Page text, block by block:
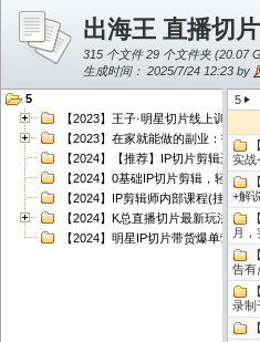
出海王 直播切
315 个文件 29 个文件夹 (20.07
生成时间： 2025/7/24 12:23 by
5
【2023】王子·明星切片线上训练
【2023】在家就能做的副业：抖音
【2024】【推荐】IP切片剪辑运营
【2024】0基础IP切片剪辑，轻松
【2024】IP剪辑师内部课程(挂车
【2024】K总直播切片最新玩法，
【2024】明星IP切片带货爆单营，
5
实战
+解
月，
告有
录制